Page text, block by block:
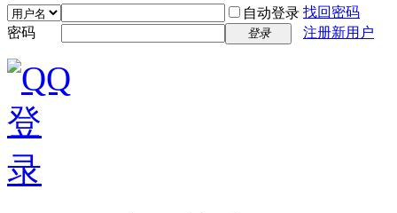
自动登录 找回密码
密码
登录 注册新用户